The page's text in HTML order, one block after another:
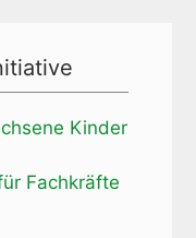
Kinder
Fachkräfte